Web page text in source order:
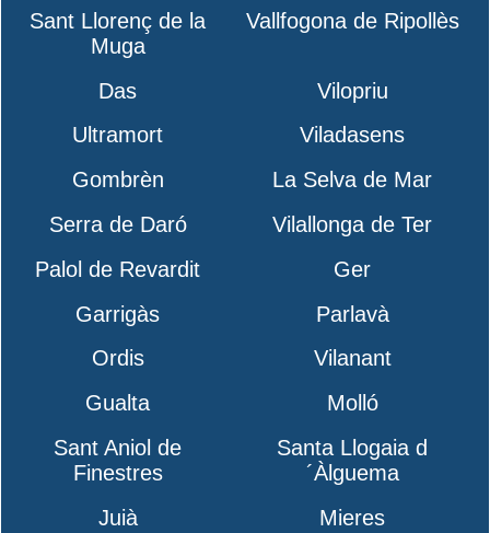
Sant Llorenç de la
Muga
Vallfogona de Ripollès
Das
Vilopriu
Ultramort
Viladasens
Gombrèn
La Selva de Mar
Serra de Daró
Vilallonga de Ter
Palol de Revardit
Ger
Garrigàs
Parlavà
Ordis
Vilanant
Gualta
Molló
Sant Aniol de
Finestres
Santa Llogaia d
´Àlguema
Juià
Mieres